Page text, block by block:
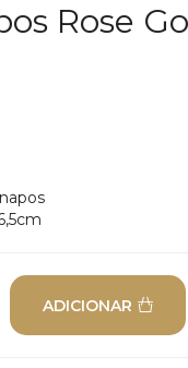
Rose
ADICIONAR